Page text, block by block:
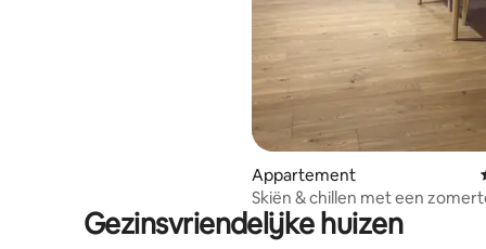
Appartement
Skiën & chillen met een
Gezinsvriendelijke huizen